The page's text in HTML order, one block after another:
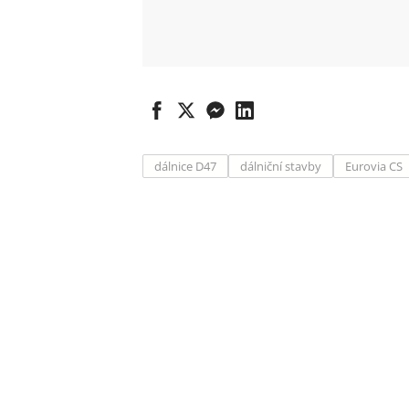
dálnice D47 dálniční stavby Eurovia CS